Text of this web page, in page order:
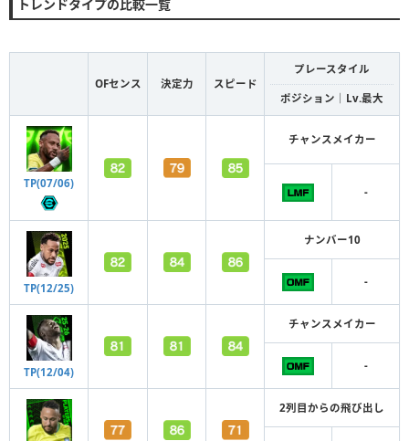
トレンドタイプの比較一覧
OFセンス 決定力 スピード
プレースタイル
ポジション｜Lv.最大
TP(07/06)
チャンスメイカー
-
TP(12/25)
ナンバー10
-
TP(12/04)
チャンスメイカー
-
2列目からの飛び出し